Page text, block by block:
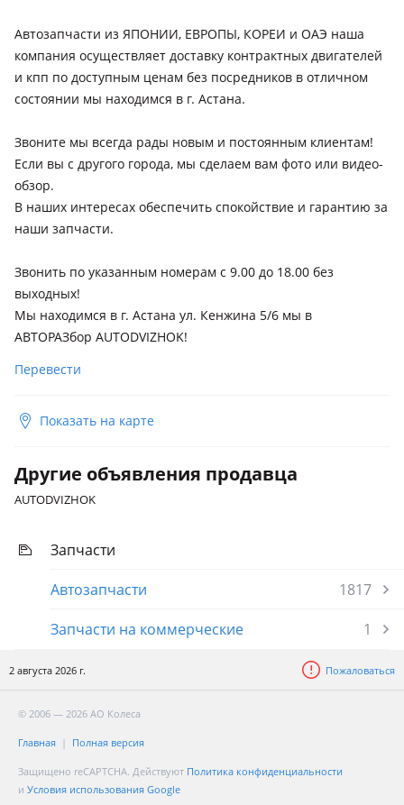
Автозапчасти из ЯПОНИИ, ЕВРОПЫ, КОРЕИ и ОАЭ наша
компания осуществляет доставку контрактных двигателей
и кпп по доступным ценам без посредников в отличном
состоянии мы находимся в г. Астана.
Звоните мы всегда рады новым и постоянным клиентам!
Если вы с другого города, мы сделаем вам фото или видео-
обзор.
В наших интересах обеспечить спокойствие и гарантию за
наши запчасти.
Звонить по указанным номерам с 9.00 до 18.00 без
выходных!
Мы находимся в г. Астана ул. Кенжина 5/6 мы в
АВТОРАЗбор AUTODVIZHOK!
Перевести
Показать на карте
Другие объявления продавца
AUTODVIZHOK
Запчасти
Автозапчасти
1817
Запчасти на коммерческие
1
2 августа 2026 г. Пожаловаться
© 2006 — 2026 АО Колеса
Главная Полная версия
Защищено reCAPTCHA. Действуют Политика конфиденциальности
и Условия использования Google